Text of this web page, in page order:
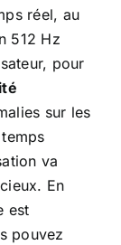
réel, au
512 Hz
pour
sur les
va
En
est
pouvez